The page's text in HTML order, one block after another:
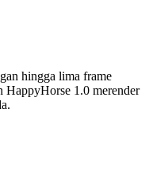
hingga lima frame
HappyHorse 1.0 merender